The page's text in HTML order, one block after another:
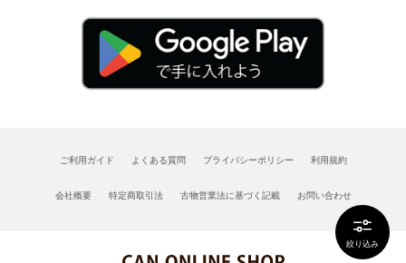
絞り込み
ご利用ガイド よくある質問 プライバシーポリシー 利用規約
会社概要 特定商取引法 古物営業法に基づく記載 お問い合わせ